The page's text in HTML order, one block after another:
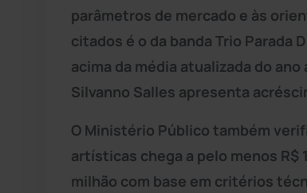
parâmetros de mercado e às
citados é o da banda Trio Parada
acima da média atualizada do
Silvanno Salles apresenta
O Ministério Público também
artísticas chega a pelo menos R$
milhão com base em critérios